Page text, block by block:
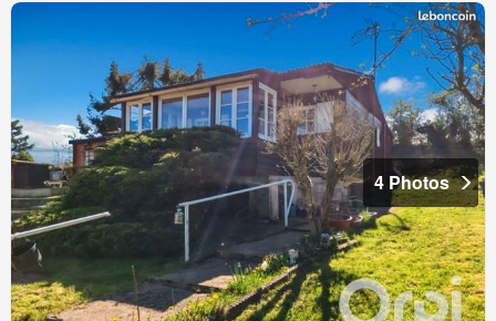
4 Photos